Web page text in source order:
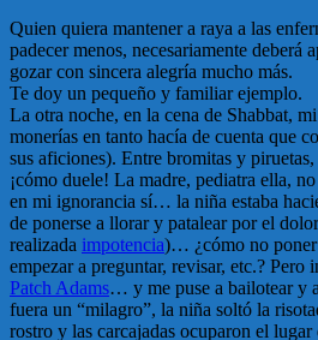
Quien quiera mantener a raya a las
padecer menos, necesariamente deberá
gozar con sincera alegría mucho más.
Te doy un pequeño y familiar ejemplo.
La otra noche, en la cena de Shabbat,
monerías en tanto hacía de cuenta que
sus aficiones). Entre bromitas y
¡cómo duele! La madre, pediatra ella,
en mi ignorancia sí… la niña estaba
de ponerse a llorar y patalear por el
realizada impotencia)… ¿cómo no poner
empezar a preguntar, revisar, etc.? Pero
Patch Adams… y me puse a bailotear y
fuera un “milagro”, la niña soltó la
rostro y las carcajadas ocuparon el lugar